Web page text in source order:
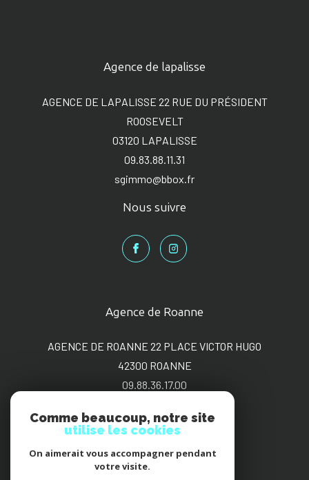
Agence de Roanne
AGENCE DE ROANNE 22 PLACE VICTOR HUGO
42300
ROANNE
09.88.36.17.00
Agence de lapalisse
AGENCE DE LAPALISSE 22 RUE DU PRÉSIDENT
ROOSEVELT
03120
LAPALISSE
09.83.88.11.31
sgimmo@bbox.fr
Nous suivre
Adhérents
Comme beaucoup, notre site
utilise les cookies
On aimerait vous accompagner pendant
votre visite.